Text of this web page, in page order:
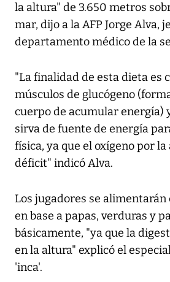
la altura" de 3.650 metros
mar, dijo a la AFP Jorge Alva,
departamento médico de la
"La finalidad de esta dieta es
músculos de glucógeno
cuerpo de acumular energía)
sirva de fuente de energía
física, ya que el oxígeno por
déficit" indicó Alva.
Los jugadores se
en base a papas, verduras y
básicamente, "ya que la
en la altura" explicó el
'inca'.